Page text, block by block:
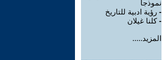
نموذجا
- رؤية ادبية للتاريخ
-كلنا غيلان
المزيد.....